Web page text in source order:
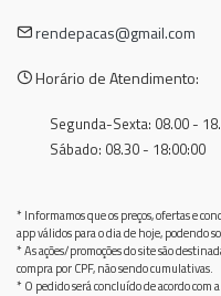
rendepacas@gmail.com
Horário de Atendimento:
Segunda-Sexta: 08.00 -
Sábado: 08.30 - 18:00:00
* Informamos que os preços, ofertas e
app válidos para o dia de hoje, podendo
* As ações/promoções do site são
compra por CPF, não sendo cumulativas.
* O pedido será concluído de acordo com